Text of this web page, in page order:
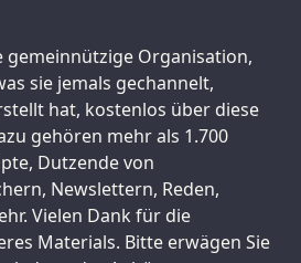
gemeinnützige Organisation,
sie jemals gechannelt,
hat, kostenlos über diese
gehören mehr als 1.700
Dutzende von
Newslettern, Reden,
Vielen Dank für die
Materials. Bitte erwägen Sie